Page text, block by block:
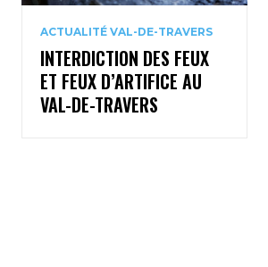
ACTUALITÉ VAL-DE-TRAVERS
INTERDICTION DES FEUX
ET FEUX D’ARTIFICE AU
VAL-DE-TRAVERS